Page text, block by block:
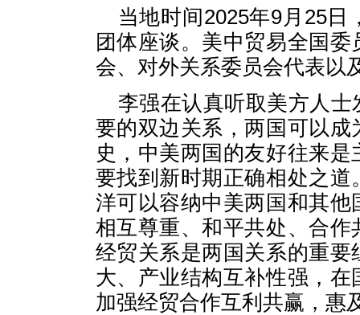
当地时间2025年9月25
团体座谈。美中贸易全国
会、对外关系委员会代表以
李强在认真听取美方人
要的双边关系，两国可以
史，中美两国的友好往来
要找到新时期正确相处之
洋可以容纳中美两国和其
相互尊重、和平共处、合
经贸关系是两国关系的重
大、产业结构互补性强，
加强经贸合作互利共赢，惠